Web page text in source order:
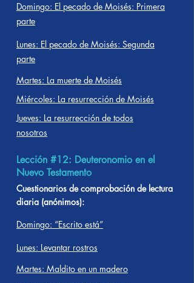
Domingo: El pecado de Moisés: Primera
parte
Lunes: El pecado de Moisés: Segunda
parte
Martes: La muerte de Moisés
Miércoles: La resurrección de Moisés
Jueves: La resurrección de todos
nosotros
Lección #12: Deuteronomio en el
Nuevo Testamento
Cuestionarios de comprobación de lectura
diaria (anónimos):
Domingo: “Escrito está”
Lunes: Levantar rostros
Martes: Maldito en un madero